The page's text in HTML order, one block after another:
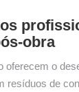
obra
oferecem o
resíduos de